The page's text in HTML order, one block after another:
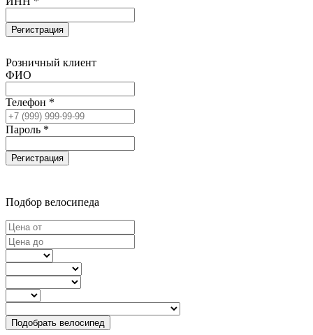
Регистрация
Розничный клиент
ФИО
Телефон *
Пароль *
Регистрация
Подбор велосипеда
Подобрать велосипед